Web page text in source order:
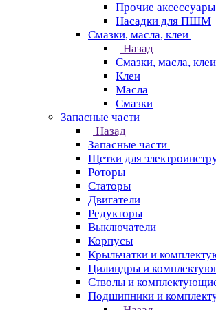
Прочие аксессуары
Насадки для ПШМ
Смазки, масла, клеи
Назад
Смазки, масла, клеи
Клеи
Масла
Смазки
Запасные части
Назад
Запасные части
Щетки для
Роторы
Статоры
Двигатели
Редукторы
Выключатели
Корпусы
Крыльчатки и
Цилиндры и
Стволы и
Подшипники и